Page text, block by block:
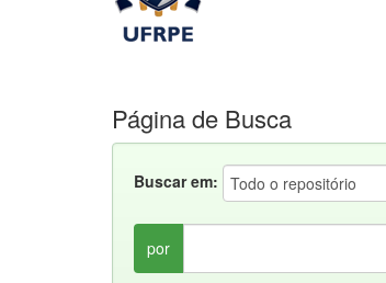
Página de Busca
Buscar em:
por